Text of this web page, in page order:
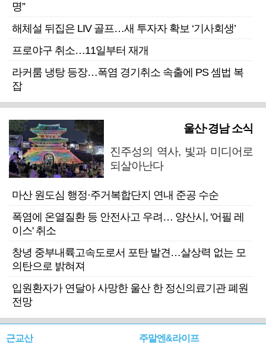
명”
해체설 뒤집은 LIV 골프…새 투자자 확보 ‘기사회생’
프로야구 취소…11일부터 재개
라커룸 냉탕 등장…폭염 경기취소 속출에 PS 셈법 복
잡
울산·경남 소식
진주성의 역사, 빛과 미디어로
되살아난다
마산 원도심 행정·주거복합단지 연내 준공 수순
폭염에 온열질환 등 안전사고 우려… 양산시, '어필 레
이스' 취소
창녕 중부내륙고속도로서 포탄 발견…살상력 없는 모
의탄으로 밝혀져
입원환자가 연달아 사망한 울산 한 정신의료기관 폐원
전망
근교산 주말엔&라이프